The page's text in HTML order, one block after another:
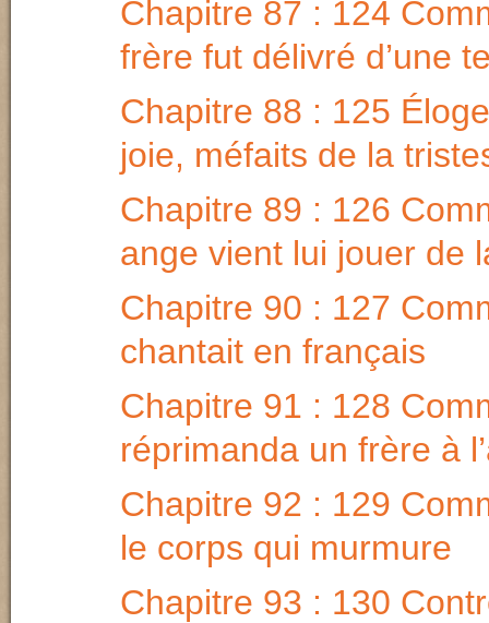
Chapitre 87 : 124
frère fut délivré d’une
Chapitre 88 : 125
joie, méfaits de la
Chapitre 89 : 126
ange vient lui jouer de
Chapitre 90 : 127
chantait en français
Chapitre 91 : 128
réprimanda un frère à
Chapitre 92 : 129
le corps qui murmure
Chapitre 93 : 130